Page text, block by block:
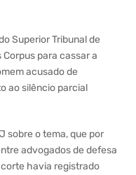
Superior Tribunal de
para cassar a
acusado de
ao silêncio parcial
sobre o tema, que por
advogados de defesa
havia registrado